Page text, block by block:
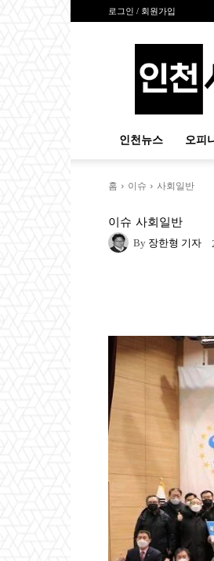
로그인 / 회원가입
인천뉴스 오피
홈 이슈 사회일반
이슈 사회일반
By 장한형 기자